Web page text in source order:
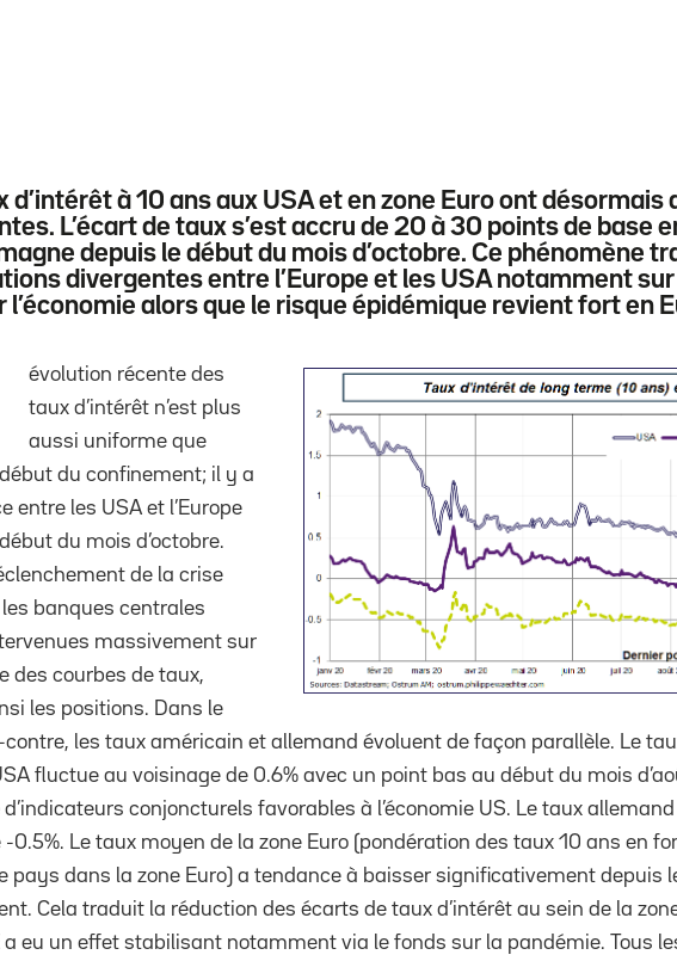
d’intérêt à 10 ans aux USA et en zone Euro ont désormais
L’écart de taux s’est accru de 20 à 30 points de base
depuis le début du mois d’octobre. Ce phénomène
divergentes entre l’Europe et les USA notamment
l’économie alors que le risque épidémique revient fort en
évolution récente des
taux d’intérêt n’est plus
aussi uniforme que
du confinement; il y a
entre les USA et l’Europe
du mois d’octobre.
de la crise
banques centrales
massivement sur
des courbes de taux,
les positions. Dans le
les taux américain et allemand évoluent de façon parallèle. Le
fluctue au voisinage de 0.6% avec un point bas au début du mois
d’indicateurs conjoncturels favorables à l’économie US. Le taux
-0.5%. Le taux moyen de la zone Euro (pondération des taux 10 ans en
pays dans la zone Euro) a tendance à baisser significativement depuis
Cela traduit la réduction des écarts de taux d’intérêt au sein de la zone
a eu un effet stabilisant notamment via le fonds sur la pandémie. Tous